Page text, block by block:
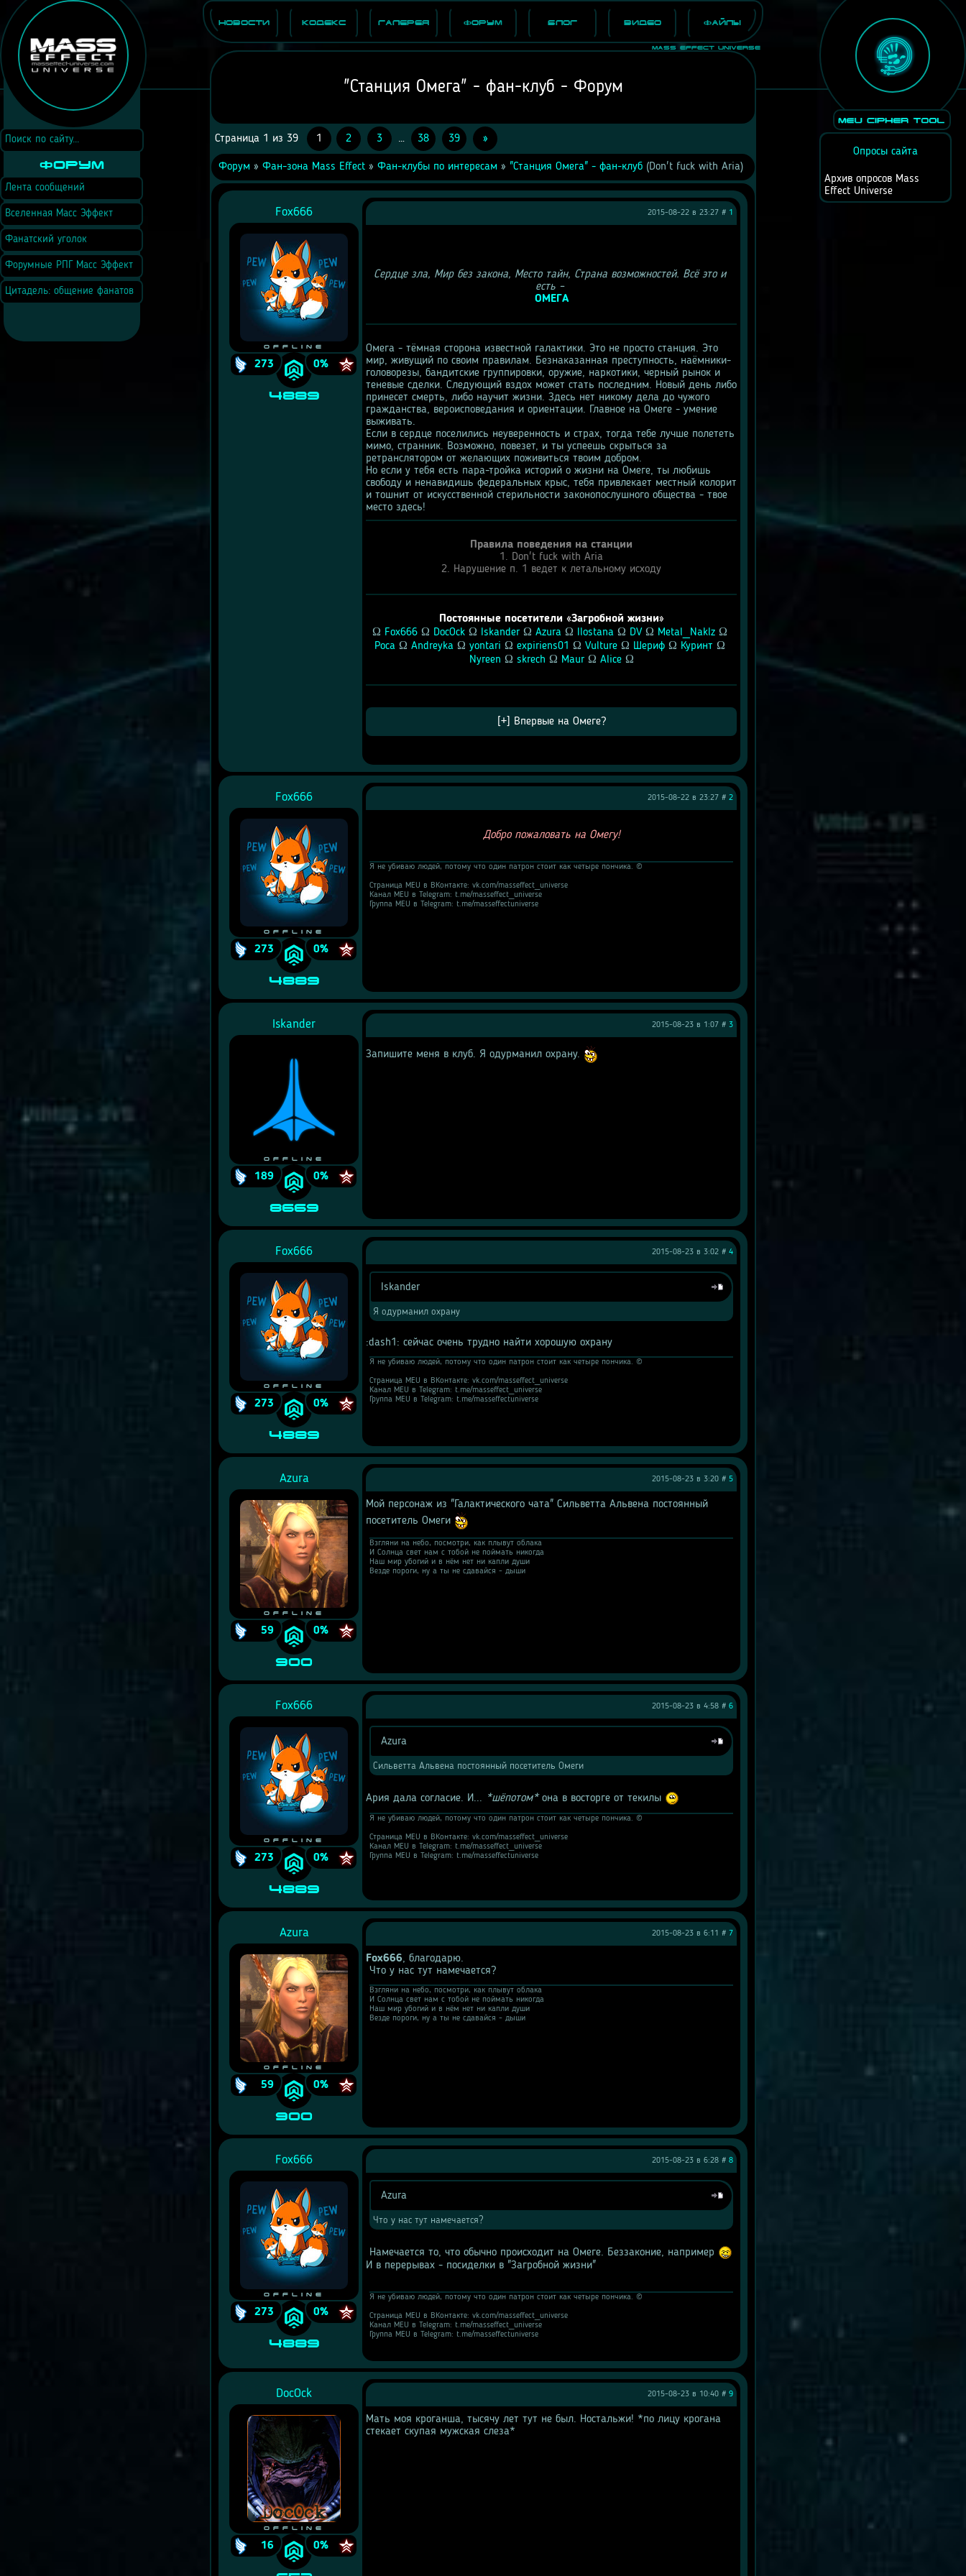
Mass Effect Universe
Новости Кодекс Галерея Форум Блог Видео Файлы
"Станция Омега" - фан-клуб - Форум
Страница 1 из 39 1 2 3 … 38 39 »
Форум » Фан-зона Mass Effect » Фан-клубы по интересам » "Станция Омега" - фан-клуб (Don't fuck with Aria)
Fox666
273 0%
Offline
4889
2015-08-22 в 23:27 # 1
Сердце зла, Мир без закона, Место тайн, Страна возможностей. Всё это и
есть –
ОМЕГА
Омега - тёмная сторона известной галактики. Это не просто станция. Это
мир, живущий по своим правилам. Безнаказанная преступность, наёмники-
головорезы, бандитские группировки, оружие, наркотики, черный рынок и
теневые сделки. Следующий вздох может стать последним. Новый день либо
принесет смерть, либо научит жизни. Здесь нет никому дела до чужого
гражданства, вероисповедания и ориентации. Главное на Омеге - умение
выживать.
Если в сердце поселились неуверенность и страх, тогда тебе лучше полететь
мимо, странник. Возможно, повезет, и ты успеешь скрыться за
ретранслятором от желающих поживиться твоим добром.
Но если у тебя есть пара-тройка историй о жизни на Омеге, ты любишь
свободу и ненавидишь федеральных крыс, тебя привлекает местный колорит
и тошнит от искусственной стерильности законопослушного общества - твое
место здесь!
Правила поведения на станции
1. Don't fuck with Aria
2. Нарушение п. 1 ведет к летальному исходу
Постоянные посетители «Загробной жизни»
Ω Fox666 Ω DocOck Ω Iskander Ω Azura Ω Ilostana Ω DV Ω Metal_Naklz
Роса Ω Andreyka Ω yontari Ω expiriens01 Ω Vulture Ω Шериф Ω Куринт
Nyreen Ω skrech Ω Maur Ω Alice Ω
Fox666
273 0%
Offline
4889
2015-08-22 в 23:27 # 2
Добро пожаловать на Омегу!
Я не убиваю людей, потому что один патрон стоит как четыре пончика. ©
Страница MEU в ВКонтакте: vk.com/masseffect_universe
Канал MEU в Telegram: t.me/masseffect_universe
Группа MEU в Telegram: t.me/masseffectuniverse
Iskander
189 0%
Offline
8669
2015-08-23 в 1:07 # 3
Запишите меня в клуб. Я одурманил охрану.
Fox666
273 0%
Offline
4889
2015-08-23 в 3:02 # 4
Iskander
Я одурманил охрану
:dash1: сейчас очень трудно найти хорошую охрану
Я не убиваю людей, потому что один патрон стоит как четыре пончика. ©
Страница MEU в ВКонтакте: vk.com/masseffect_universe
Канал MEU в Telegram: t.me/masseffect_universe
Группа MEU в Telegram: t.me/masseffectuniverse
Azura
59 0%
Offline
900
2015-08-23 в 3:20 # 5
Мой персонаж из "Галактического чата" Сильветта Альвена постоянный
посетитель Омеги
Взгляни на небо, посмотри, как плывут облака
И Солнца свет нам с тобой не поймать никогда
Наш мир убогий и в нём нет ни капли души
Везде пороги, ну а ты не сдавайся - дыши
Fox666
273 0%
Offline
4889
2015-08-23 в 4:58 # 6
Azura
Сильветта Альвена постоянный посетитель Омеги
Ария дала согласие. И... *шёпотом* она в восторге от текилы
Я не убиваю людей, потому что один патрон стоит как четыре пончика. ©
Страница MEU в ВКонтакте: vk.com/masseffect_universe
Канал MEU в Telegram: t.me/masseffect_universe
Группа MEU в Telegram: t.me/masseffectuniverse
Azura
59 0%
Offline
900
2015-08-23 в 6:11 # 7
Fox666, благодарю.
Что у нас тут намечается?
Взгляни на небо, посмотри, как плывут облака
И Солнца свет нам с тобой не поймать никогда
Наш мир убогий и в нём нет ни капли души
Везде пороги, ну а ты не сдавайся - дыши
Fox666
273 0%
Offline
4889
2015-08-23 в 6:28 # 8
Azura
Что у нас тут намечается?
Намечается то, что обычно происходит на Омеге. Беззаконие, например
И в перерывах - посиделки в "Загробной жизни"
Я не убиваю людей, потому что один патрон стоит как четыре пончика. ©
Страница MEU в ВКонтакте: vk.com/masseffect_universe
Канал MEU в Telegram: t.me/masseffect_universe
Группа MEU в Telegram: t.me/masseffectuniverse
DocOck
16 0%
Offline
2015-08-23 в 10:40 # 9
Мать моя кроганша, тысячу лет тут не был. Ностальжи! *по лицу крогана
стекает скупая мужская слеза*
Форум
Лента сообщений
Вселенная Масс Эффект
Фанатский уголок
Форумные РПГ Масс Эффект
Цитадель: общение фанатов
Опросы сайта
Архив опросов Mass
Effect Universe